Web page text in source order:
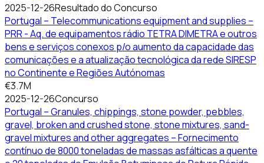
2025-12-26Resultado do Concurso
Portugal – Telecommunications equipment and supplies –
PRR - Aq. de equipamentos rádio TETRA DIMETRA e outros
bens e serviços conexos p/o aumento da capacidade das
comunicações e a atualização tecnológica da rede SIRESP
no Continente e Regiões Autónomas
€3.7M
2025-12-26Concurso
Portugal – Granules, chippings, stone powder, pebbles,
gravel, broken and crushed stone, stone mixtures, sand-
gravel mixtures and other aggregates – Fornecimento
contínuo de 8000 toneladas de massas asfálticas a quente